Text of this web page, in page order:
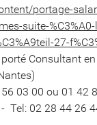
portage-
suite-
27-
Consultant
03 00 ou 01 42
Tel: 02 28 44 26